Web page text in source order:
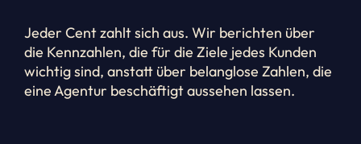
Jeder Cent zahlt sich aus. Wir berichten über
die Kennzahlen, die für die Ziele jedes Kunden
wichtig sind, anstatt über belanglose Zahlen, die
eine Agentur beschäftigt aussehen lassen.